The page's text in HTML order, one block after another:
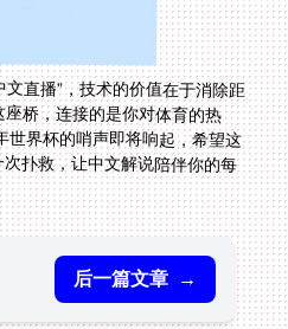
直播”，技术的价值在于消除距
座桥，连接的是你对体育的热
世界杯的哨声即将响起，希望这
次扑救，让中文解说陪伴你的每
后一篇文章 →